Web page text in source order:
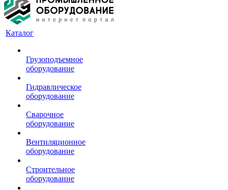
Каталог
Грузоподъемное
оборудование
Гидравлическое
оборудование
Сварочное
оборудование
Вентиляционное
оборудование
Строительное
оборудование